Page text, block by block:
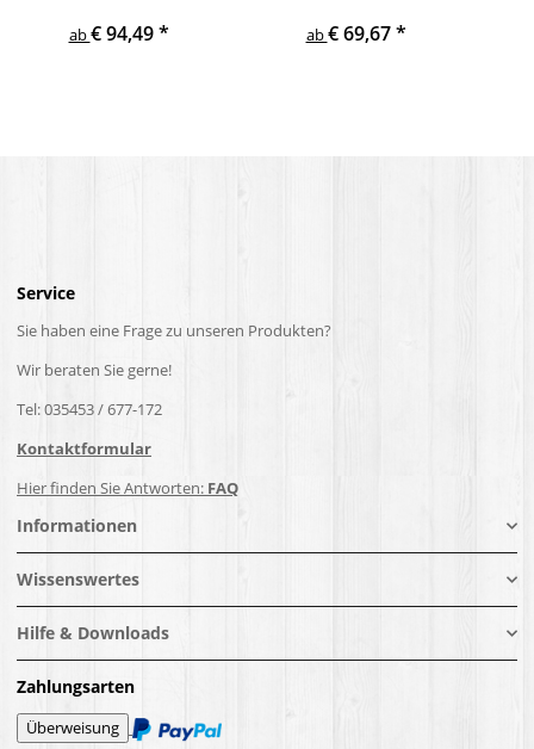
ab€ 94,49*
Querstreben
ab€ 69,67*
Service
Sie haben eine Frage zu unseren Produkten?
Wir beraten Sie gerne!
Tel: 035453 / 677-172
Kontaktformular
Hier finden Sie Antworten: FAQ
Informationen
Wissenswertes
Hilfe & Downloads
Zahlungsarten